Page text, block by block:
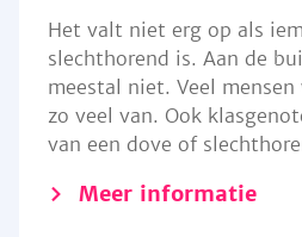
Het valt niet erg op als
slechthorend is. Aan de
meestal niet. Veel
zo veel van. Ook
van een dove of
Meer informatie